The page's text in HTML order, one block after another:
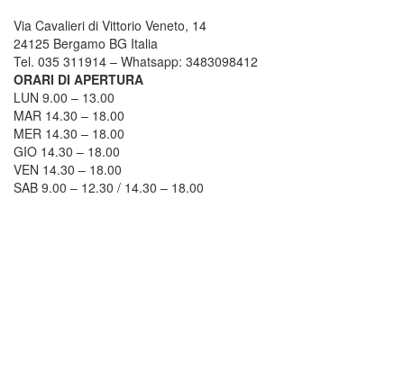
Via Cavalieri di Vittorio Veneto, 14
24125 Bergamo BG Italia
Tel. 035 311914 – Whatsapp: 3483098412
ORARI DI APERTURA
LUN 9.00 – 13.00
MAR 14.30 – 18.00
MER 14.30 – 18.00
GIO 14.30 – 18.00
VEN 14.30 – 18.00
SAB 9.00 – 12.30 / 14.30 – 18.00